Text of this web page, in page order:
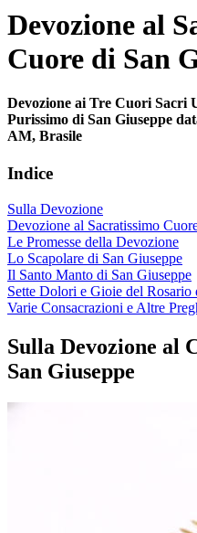
Devozione al
Cuore di San
Devozione ai Tre Cuori Sacri
Purissimo di San Giuseppe
AM, Brasile
Indice
Sulla Devozione
Devozione al Sacratissimo
Le Promesse della Devozione
Lo Scapolare di San Giuseppe
Il Santo Manto di San Giuseppe
Sette Dolori e Gioie del Rosario
Varie Consacrazioni e Altre
Sulla Devozione al
San Giuseppe